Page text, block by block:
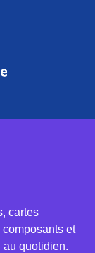
cartes
et
au quotidien.